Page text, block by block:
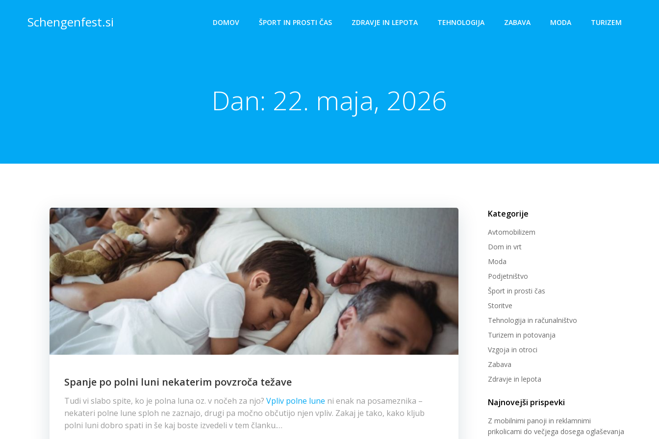
Schengenfest.si DOMOV ŠPORT IN PROSTI ČAS ZDRAVJE IN LEPOTA TEHNOLOGIJA ZABAVA MODA TURIZEM
Dan: 22. maja, 2026
Spanje po polni luni nekaterim povzroča težave
Tudi vi slabo spite, ko je polna luna oz. v nočeh za njo? Vpliv polne lune ni enak na posameznika –
nekateri polne lune sploh ne zaznajo, drugi pa močno občutijo njen vpliv. Zakaj je tako, kako kljub
polni luni dobro spati in še kaj boste izvedeli v tem članku.…
Kategorije
Avtomobilizem
Dom in vrt
Moda
Podjetništvo
Šport in prosti čas
Storitve
Tehnologija in računalništvo
Turizem in potovanja
Vzgoja in otroci
Zabava
Zdravje in lepota
Najnovejši prispevki
Z mobilnimi panoji in reklamnimi
prikolicami do večjega dosega oglaševanja